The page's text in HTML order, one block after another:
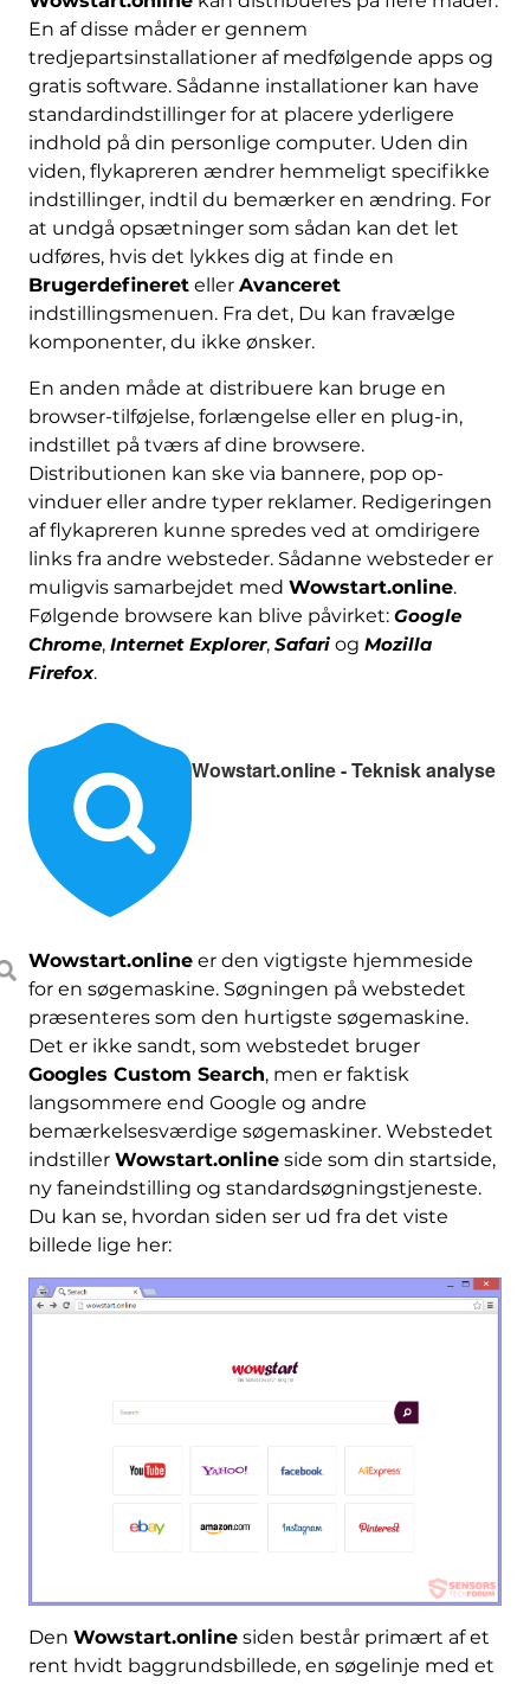
En af disse måder er gennem
tredjepartsinstallationer af medfølgende apps og
gratis software. Sådanne installationer kan have
standardindstillinger for at placere yderligere
indhold på din personlige computer. Uden din
viden, flykapreren ændrer hemmeligt specifikke
indstillinger, indtil du bemærker en ændring. For
at undgå opsætninger som sådan kan det let
udføres, hvis det lykkes dig at finde en
Brugerdefinereteller Avanceret
indstillingsmenuen. Fra det, Du kan fravælge
komponenter, du ikke ønsker.
En anden måde at distribuere kan bruge en
browser-tilføjelse, forlængelse eller en plug-in,
indstillet på tværs af dine browsere.
Distributionen kan ske via bannere, pop op-
vinduer eller andre typer reklamer. Redigeringen
af ​​flykapreren kunne spredes ved at omdirigere
links fra andre websteder. Sådanne websteder er
muligvis samarbejdet med Wowstart.online.
Følgende browsere kan blive påvirket: Google
Chrome, Internet Explorer, Safariog Mozilla
Firefox.
Wowstart.online - Teknisk analyse
Wowstart.onlineer den vigtigste hjemmeside
for en søgemaskine. Søgningen på webstedet
præsenteres som den hurtigste søgemaskine.
Det er ikke sandt, som webstedet bruger
Googles Custom Search, men er faktisk
langsommere end Google og andre
bemærkelsesværdige søgemaskiner. Webstedet
indstiller Wowstart.onlineside som din startside,
ny faneindstilling og standardsøgningstjeneste.
Du kan se, hvordan siden ser ud fra det viste
billede lige her:
Den Wowstart.onlinesiden består primært af et
rent hvidt baggrundsbillede, en søgelinje med et